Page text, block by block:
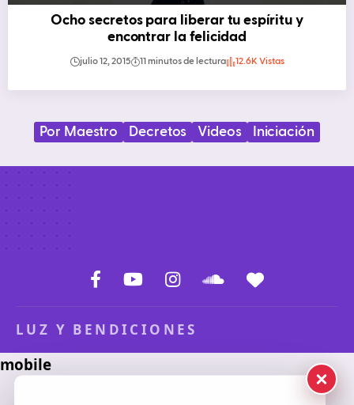
Ocho secretos para liberar tu espíritu y
encontrar la felicidad
julio 12, 2015 11 minutos de lectura 12.6K Vistas
Por Maestro Decretos Videos Iniciación
LUZ Y BENDICIONES